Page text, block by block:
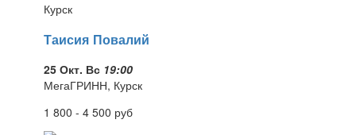
Курск
Таисия Повалий
25 Окт. Вс 19:00
МегаГРИНН, Курск
1 800 - 4 500 руб